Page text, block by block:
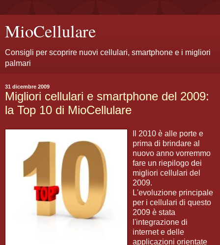
MioCellulare
Consigli per scoprire nuovi cellulari, smartphone e i migliori
palmari
31 dicembre 2009
Migliori cellulari e smartphone del 2009:
la Top 10 di MioCellulare
Il 2010 è alle porte e
prima di brindare al
nuovo anno vorremmo
fare un riepilogo dei
migliori cellulari del
2009.
L'evoluzione principale
per i cellulari di questo
2009 è stata
l'integrazione di
internet e delle
applicazioni orientate